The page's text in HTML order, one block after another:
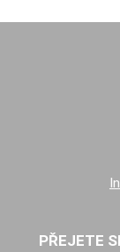
PŘEJETE